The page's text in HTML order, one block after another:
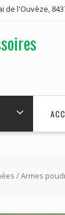
de l'Ouvèze,
/Armes